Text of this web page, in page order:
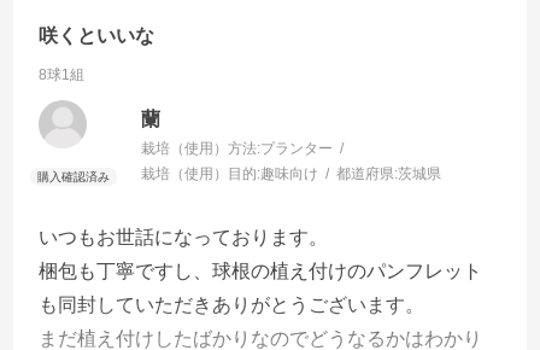
咲くといいな
8球1組
蘭
栽培（使用）方法:プランター
栽培（使用）目的:趣味向け 都道府県:茨城県
いつもお世話になっております。
梱包も丁寧ですし、球根の植え付けのパンフレット
も同封していただきありがとうございます。
まだ植え付けしたばかりなのでどうなるかはわかり